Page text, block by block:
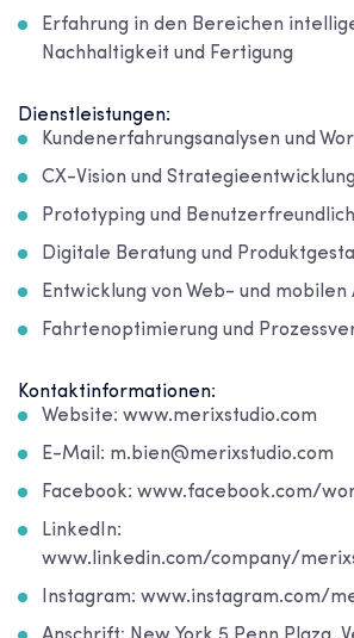
Erfahrung in den Bereichen
Nachhaltigkeit und Fertigung
Dienstleistungen:
Kundenerfahrungsanalysen und
CX-Vision und Strategieentwicklung
Prototyping und
Digitale Beratung und
Entwicklung von Web- und mobilen
Fahrtenoptimierung und
Kontaktinformationen:
Website: www.merixstudio.com
E-Mail: m.bien@merixstudio.com
Facebook: www.facebook.com/
LinkedIn:
www.linkedin.com/company/
Instagram: www.instagram.com/